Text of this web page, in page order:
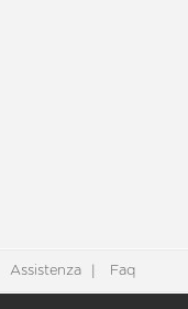
Assistenza Faq